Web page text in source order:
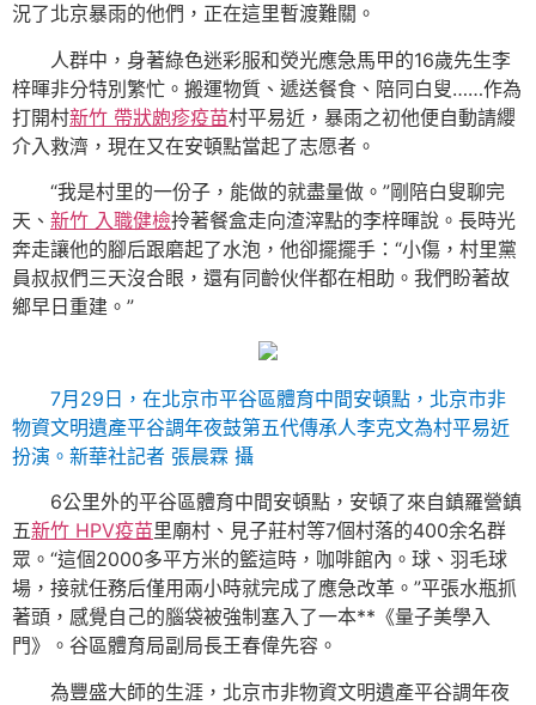
況了北京暴雨的他們，正在這里暫渡難關。
人群中，身著綠色迷彩服和熒光應急馬甲的16歲先生李
梓暉非分特別繁忙。搬運物質、遞送餐食、陪同白叟……作為
打開村新竹 帶狀皰疹疫苗村平易近，暴雨之初他便自動請纓
介入救濟，現在又在安頓點當起了志愿者。
“我是村里的一份子，能做的就盡量做。”剛陪白叟聊完
天、 新竹 入職健檢拎著餐盒走向渣滓點的李梓暉說。長時光
奔走讓他的腳后跟磨起了水泡，他卻擺擺手：“小傷，村里黨
員叔叔們三天沒合眼，還有同齡伙伴都在相助。我們盼著故
鄉早日重建。”
7月29日，在北京市平谷區體育中間安頓點，北京市非
物資文明遺產平谷調年夜鼓第五代傳承人李克文為村平易近
扮演。新華社記者 張晨霖 攝
6公里外的平谷區體育中間安頓點，安頓了來自鎮羅營鎮
五新竹 HPV疫苗里廟村、見子莊村等7個村落的400余名群
眾。“這個2000多平方米的籃這時，咖啡館內。球、羽毛球
場，接就任務后僅用兩小時就完成了應急改革。”平張水瓶抓
著頭，感覺自己的腦袋被強制塞入了一本**《量子美學入
門》。谷區體育局副局長王春偉先容。
為豐盛大師的生涯，北京市非物資文明遺產平谷調年夜